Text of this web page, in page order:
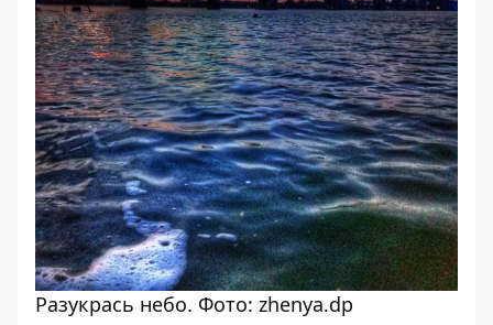
Разукрась небо. Фото: zhenya.dp